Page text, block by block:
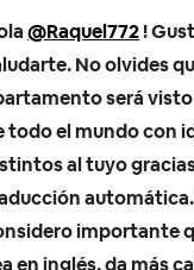
@Raquel772!
No olvides
será
todo el mundo con
al tuyo
automática.
importante
en inglés, da más